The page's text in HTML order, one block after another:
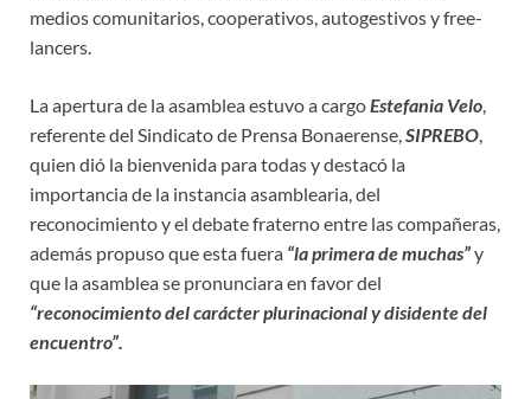
medios comunitarios, cooperativos, autogestivos y free-
lancers.
La apertura de la asamblea estuvo a cargoEstefania Velo,
referente del Sindicato de Prensa Bonaerense,SIPREBO,
quien dió la bienvenida para todas y destacó la
importancia de la instancia asamblearia, del
reconocimiento y el debate fraterno entre las compañeras,
además propuso que esta fuera “la primera de muchas”y
que la asamblea se pronunciara en favor del
“reconocimiento del carácter plurinacional y disidente del
encuentro”.